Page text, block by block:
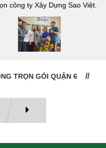
ty Xây Dựng Sao Việt.
GÓI QUẬN 6